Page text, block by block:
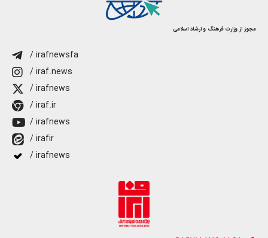
مجوز از وزارت فرهنگ و ارشاد اسلامی
/ irafnewsfa
/ iraf.news
/ irafnews
/ iraf.ir
/ irafnews
/ irafir
/ irafnews